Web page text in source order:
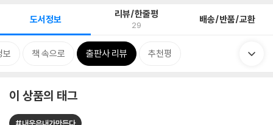
도서정보 리뷰/한줄평
29 배송/반품/교환
보 책 속으로 출판사 리뷰 추천평
이 상품의 태그